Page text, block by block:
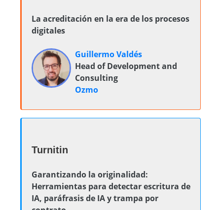
La acreditación en la era de los procesos
digitales
Guillermo Valdés
Head of Development and
Consulting
Ozmo
Turnitin
Garantizando la originalidad:
Herramientas para detectar escritura de
IA, paráfrasis de IA y trampa por